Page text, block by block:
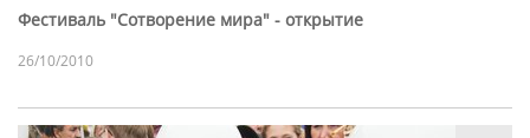
Фестиваль "Сотворение мира" - открытие
26/10/2010